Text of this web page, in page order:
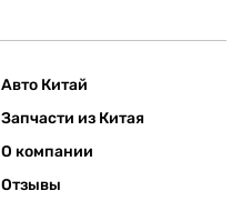
Авто Китай
Запчасти из Китая
О компании
Отзывы